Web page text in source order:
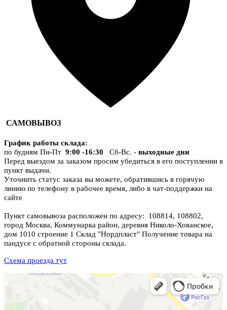
САМОВЫВОЗ
График работы склада:
по будням Пн-Пт 9:00 -16:30 Сб-Вс. - выходные дни
Перед выездом за заказом просим убедиться в его поступлении в
пункт выдачи.
Уточнить статус заказа вы можете, обратившись в горячую
линию по телефону в рабочее время, либо в чат-поддержки на
сайте
Пункт самовывоза расположен по адресу: 108814, 108802,
город Москва, Коммунарка район, деревня Николо-Хованское,
дом 1010 строение 1 Склад "Нордпласт" Получение товара на
пандусе с обратной стороны склада.
Схема проезда тут